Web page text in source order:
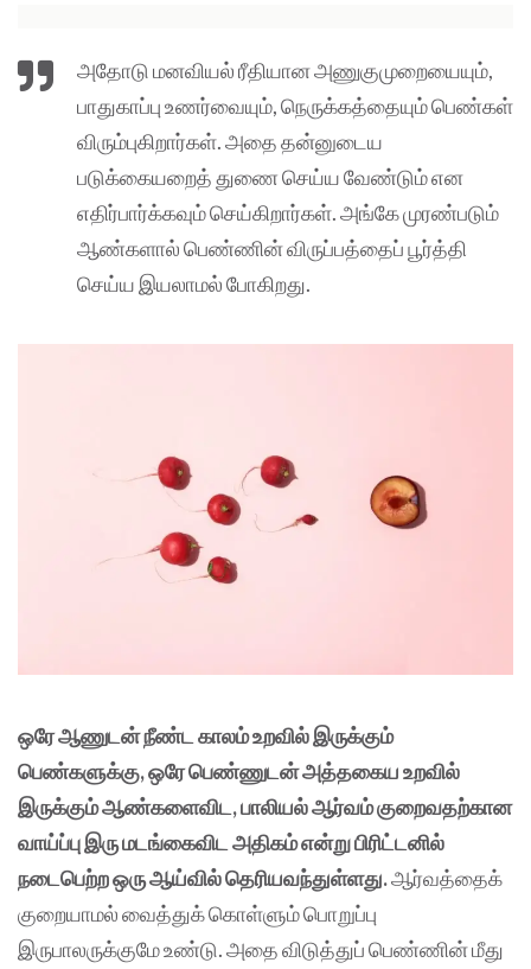
அதோடு மனவியல் ரீதியான அணுகுமுறையையும்,
பாதுகாப்பு உணர்வையும், நெருக்கத்தையும் பெண்கள்
விரும்புகிறார்கள். அதை தன்னுடைய
படுக்கையறைத் துணை செய்ய வேண்டும் என
எதிர்பார்க்கவும் செய்கிறார்கள். அங்கே முரண்படும்
ஆண்களால் பெண்ணின் விருப்பத்தைப் பூர்த்தி
செய்ய இயலாமல் போகிறது.
ஒரே ஆணுடன் நீண்ட காலம் உறவில் இருக்கும்
பெண்களுக்கு, ஒரே பெண்ணுடன் அத்தகைய உறவில்
இருக்கும் ஆண்களைவிட, பாலியல் ஆர்வம் குறைவதற்கான
வாய்ப்பு இரு மடங்கைவிட அதிகம் என்று பிரிட்டனில்
நடைபெற்ற ஒரு ஆய்வில் தெரியவந்துள்ளது.ஆர்வத்தைக்
குறையாமல் வைத்துக் கொள்ளும் பொறுப்பு
இருபாலருக்குமே உண்டு. அதை விடுத்துப் பெண்ணின் மீது